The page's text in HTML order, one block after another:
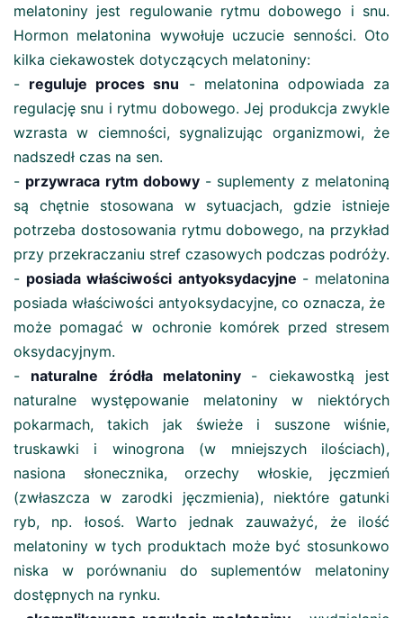
melatoniny jest regulowanie rytmu dobowego i snu.
Hormon melatonina wywołuje uczucie senności. Oto
kilka ciekawostek dotyczących melatoniny:
- reguluje proces snu - melatonina odpowiada za
regulację snu i rytmu dobowego. Jej produkcja zwykle
wzrasta w ciemności, sygnalizując organizmowi, że
nadszedł czas na sen.
- przywraca rytm dobowy - suplementy z melatoniną
są chętnie stosowana w sytuacjach, gdzie istnieje
potrzeba dostosowania rytmu dobowego, na przykład
przy przekraczaniu stref czasowych podczas podróży.
- posiada właściwości antyoksydacyjne - melatonina
posiada właściwości antyoksydacyjne, co oznacza, że ​​
może pomagać w ochronie komórek przed stresem
oksydacyjnym.
- naturalne źródła melatoniny - ciekawostką jest
naturalne występowanie melatoniny w niektórych
pokarmach, takich jak świeże i suszone wiśnie,
truskawki i winogrona (w mniejszych ilościach),
nasiona słonecznika, orzechy włoskie, jęczmień
(zwłaszcza w zarodki jęczmienia), niektóre gatunki
ryb, np. łosoś. Warto jednak zauważyć, że ilość
melatoniny w tych produktach może być stosunkowo
niska w porównaniu do suplementów melatoniny
dostępnych na rynku.